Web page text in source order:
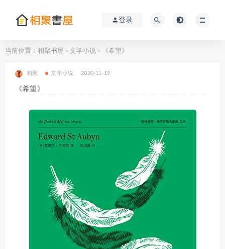
登录
当前位置： 相聚书屋 > 文学小说 > 《希望》
相聚 文学小说 2020-11-19
《希望》